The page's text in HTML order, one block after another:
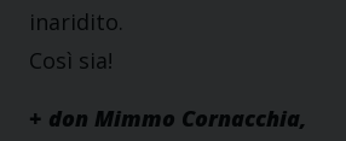
inaridito.
Così sia!
+ don Mimmo Cornacchia,